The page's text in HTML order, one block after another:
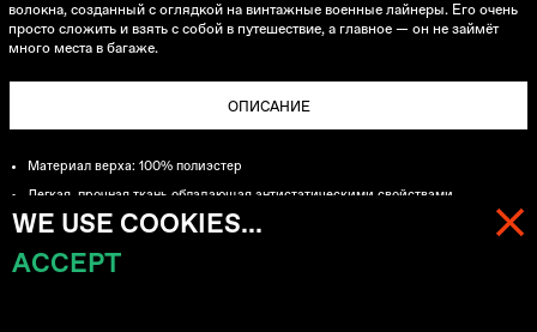
МЕНЮ
волокна, созданный с оглядкой на винтажные военные лайнеры. Его очень
просто сложить и взять с собой в путешествие, а главное — он не займёт
много места в багаже.
ОПИСАНИЕ
Материал верха: 100% полиэстер
Легкая, прочная ткань обладающая антистатическими свойствами
Подклад: 100% полиэстер
Сверхлегкое волокно, надежно сохраняющее тепло
WE USE COOKIES...
ACCEPT